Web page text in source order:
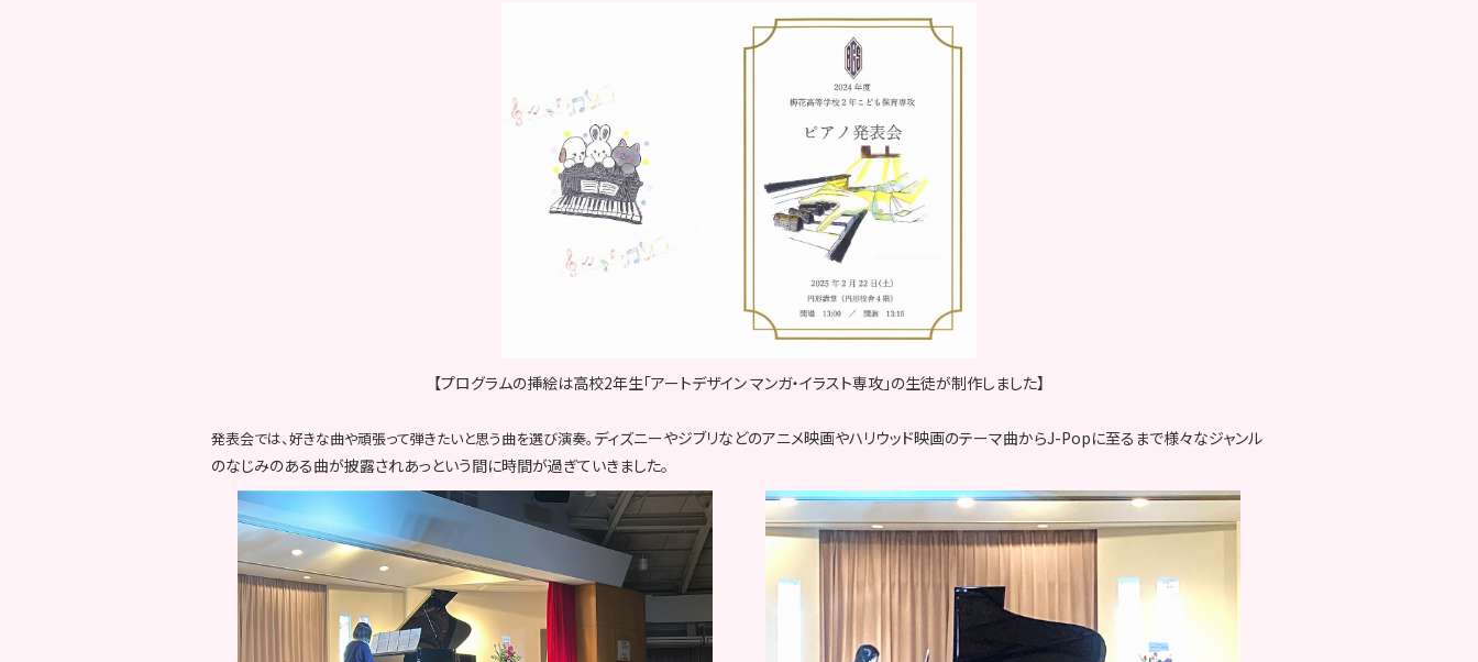
【プログラムの挿絵は高校2年生「アートデザイン マンガ・イラスト専攻」の生徒が制作しました】
発表会では、好きな曲や頑張って弾きたいと思う曲を選び演奏。 ディズニーやジブリなどのアニメ映画やハリウッド映画のテーマ曲からJ-Popに至るまで様々なジャンル
のなじみのある曲が披露されあっという間に時間が過ぎていきました。